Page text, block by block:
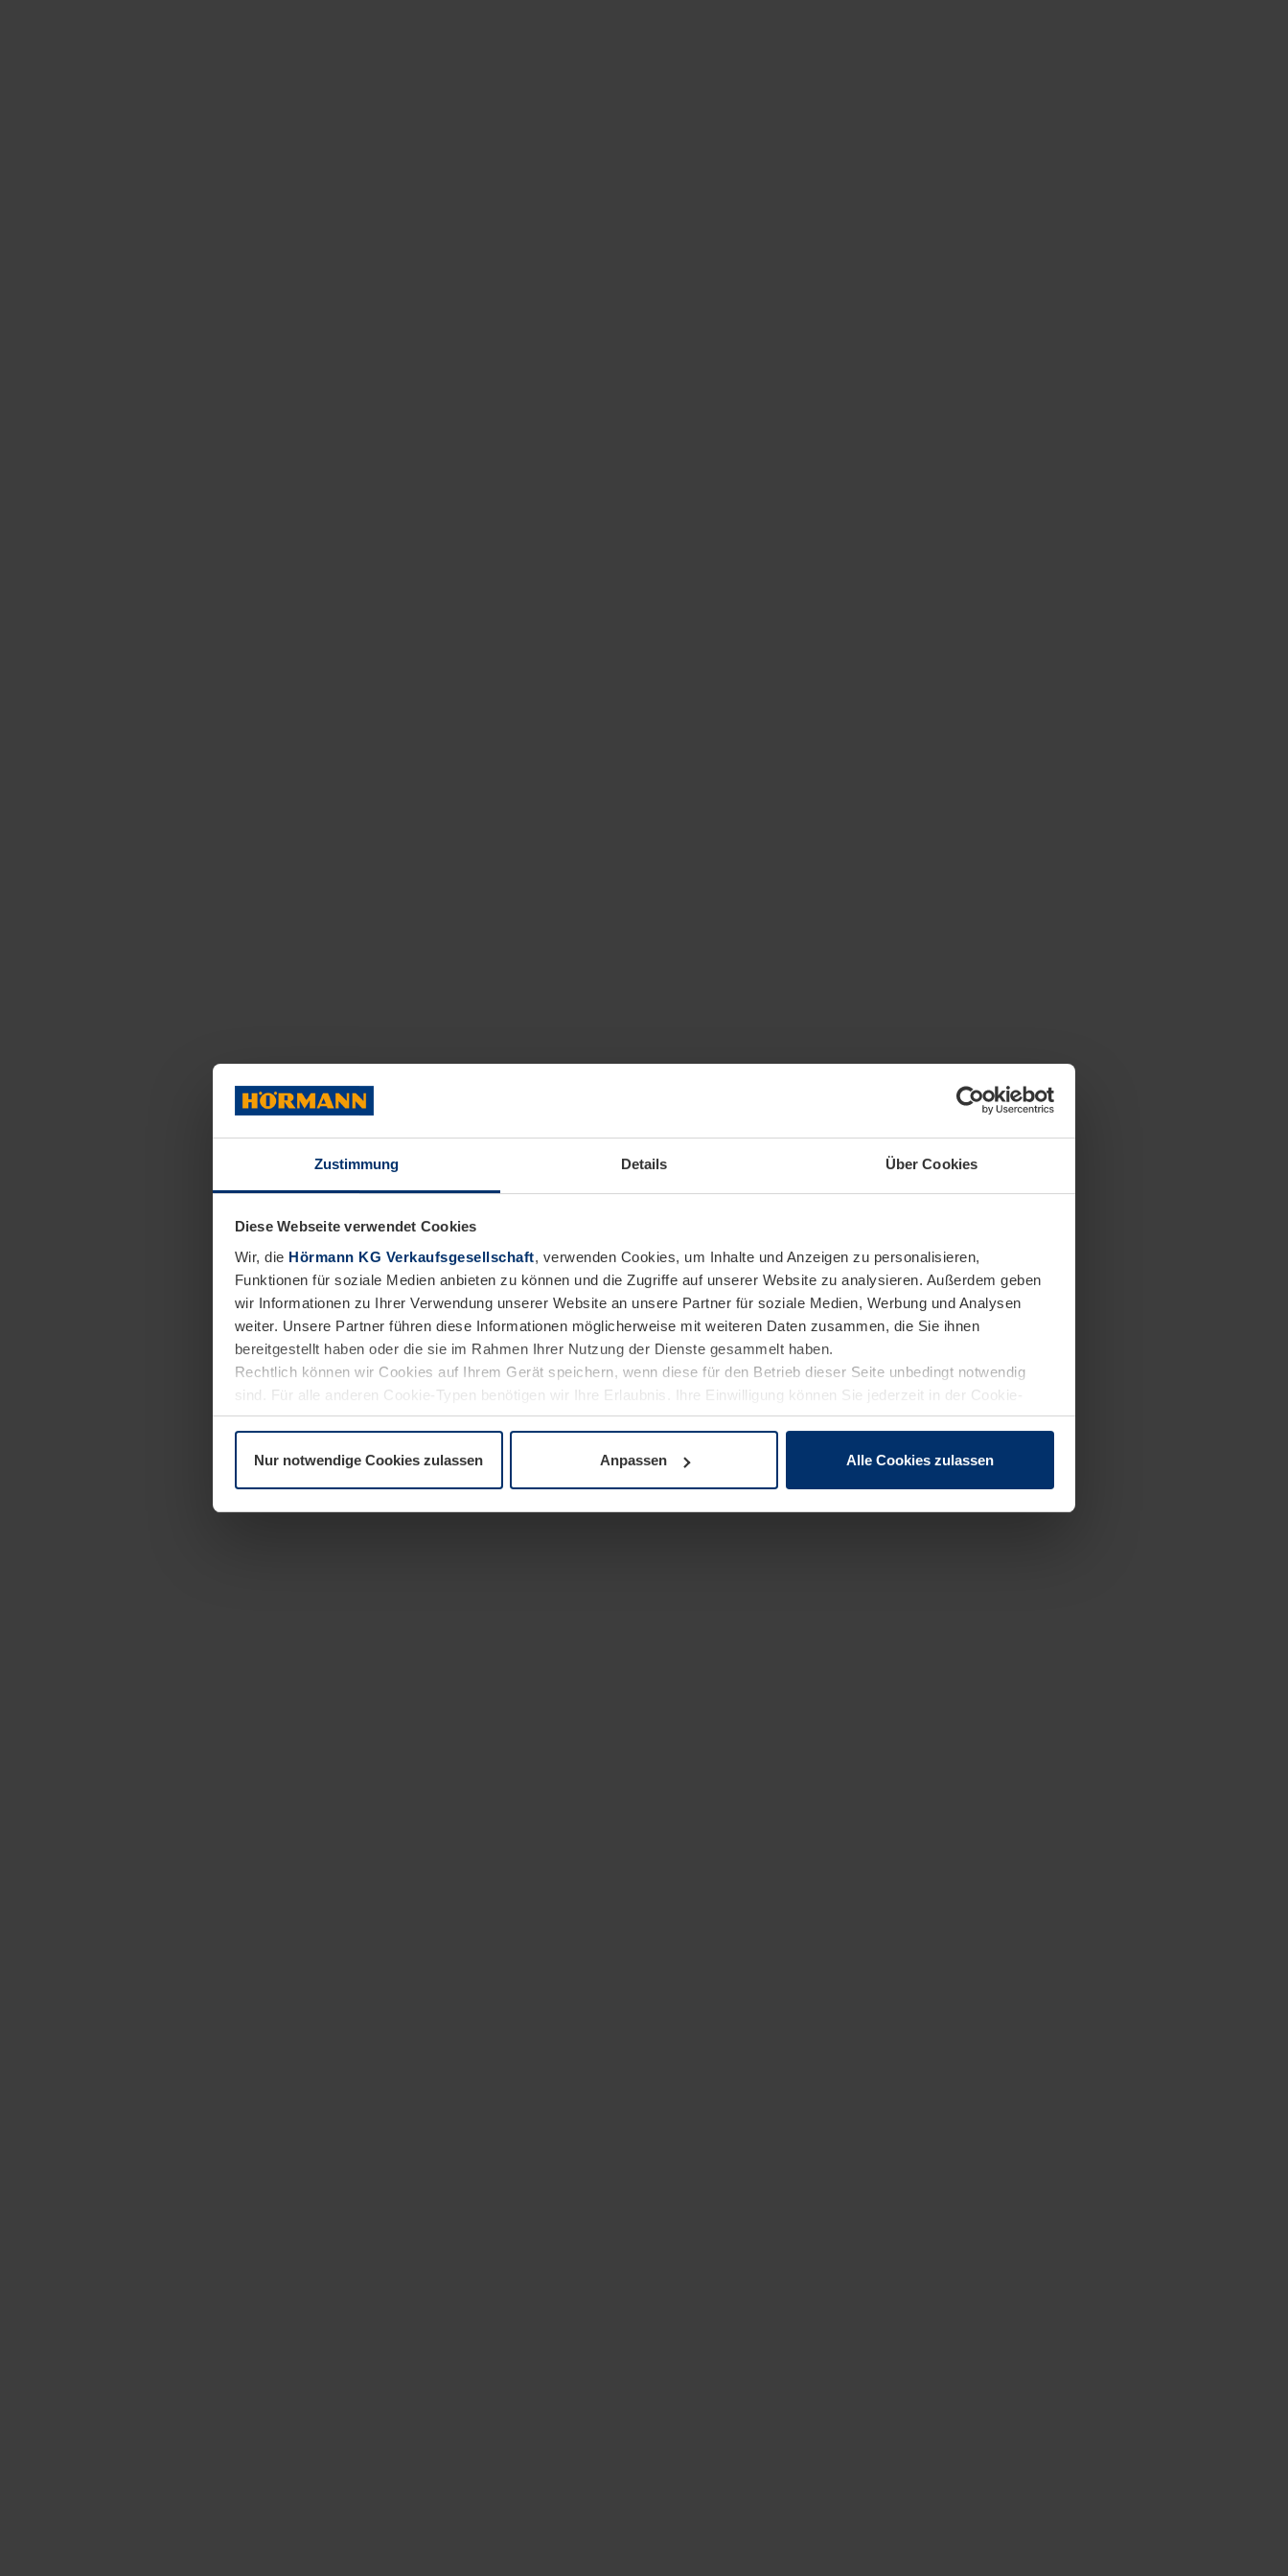
Zustimmung Details Über Cookies
Diese Webseite verwendet Cookies
Wir, die Hörmann KG Verkaufsgesellschaft, verwenden Cookies, um Inhalte und Anzeigen zu personalisieren,
Funktionen für soziale Medien anbieten zu können und die Zugriffe auf unserer Website zu analysieren. Außerdem geben
wir Informationen zu Ihrer Verwendung unserer Website an unsere Partner für soziale Medien, Werbung und Analysen
weiter. Unsere Partner führen diese Informationen möglicherweise mit weiteren Daten zusammen, die Sie ihnen
bereitgestellt haben oder die sie im Rahmen Ihrer Nutzung der Dienste gesammelt haben.
Rechtlich können wir Cookies auf Ihrem Gerät speichern, wenn diese für den Betrieb dieser Seite unbedingt notwendig
sind. Für alle anderen Cookie-Typen benötigen wir Ihre Erlaubnis. Ihre Einwilligung können Sie jederzeit in der Cookie-
Erläuterung auf der SeiteDatenschutzerklärungunserer Website ändern oder widerrufen.
Nur notwendige Cookies zulassen Anpassen Alle Cookies zulassen